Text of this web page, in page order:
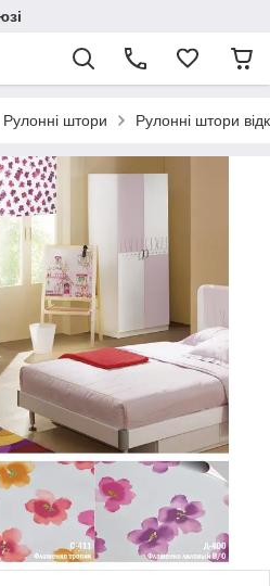
Рулонні штори Рулонні штори